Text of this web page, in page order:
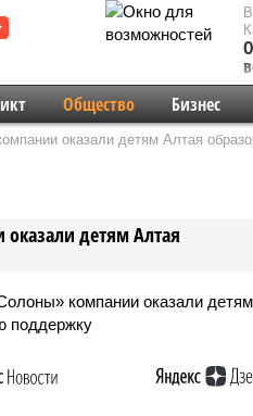
Общество Бизнес
оказали детям Алтая
детям Алтая